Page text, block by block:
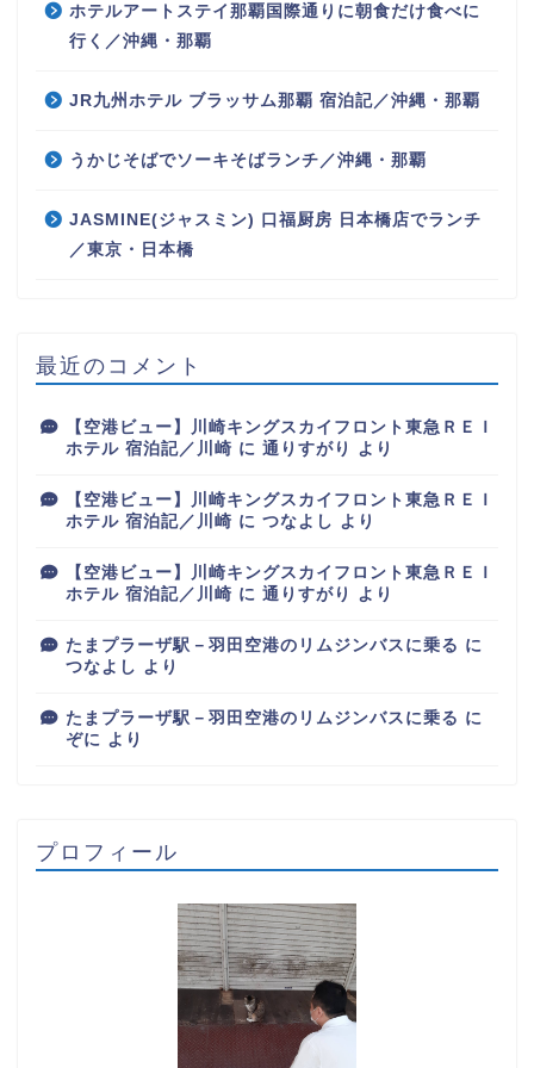
ホテルアートステイ那覇国際通りに朝食だけ食べに
行く／沖縄・那覇
JR九州ホテル ブラッサム那覇 宿泊記／沖縄・那覇
うかじそばでソーキそばランチ／沖縄・那覇
JASMINE(ジャスミン) 口福厨房 日本橋店でランチ
／東京・日本橋
最近のコメント
【空港ビュー】川崎キングスカイフロント東急ＲＥＩ
ホテル 宿泊記／川崎 に 通りすがり より
【空港ビュー】川崎キングスカイフロント東急ＲＥＩ
ホテル 宿泊記／川崎 に つなよし より
【空港ビュー】川崎キングスカイフロント東急ＲＥＩ
ホテル 宿泊記／川崎 に 通りすがり より
たまプラーザ駅－羽田空港のリムジンバスに乗る に
つなよし より
たまプラーザ駅－羽田空港のリムジンバスに乗る に
ぞに より
プロフィール